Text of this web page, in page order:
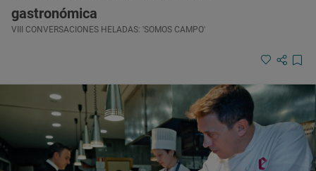
gastronómica
VIII CONVERSACIONES HELADAS: 'SOMOS CAMPO'